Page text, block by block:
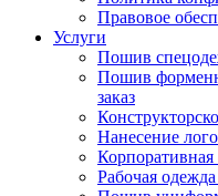
Правовое
Услуги
Пошив
Пошив
заказ
Нанесение
Рабочая одежда